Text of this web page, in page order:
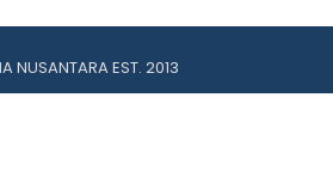
NUSANTARA EST. 2013